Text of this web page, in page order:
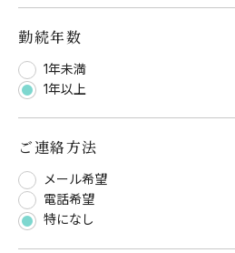
勤続年数
1年未満
1年以上
ご連絡方法
メール希望
電話希望
特になし